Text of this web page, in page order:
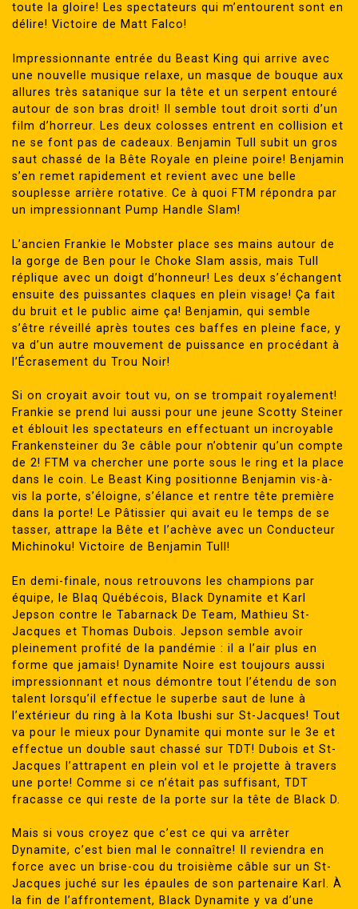
toute la gloire! Les spectateurs qui m’entourent sont en
délire! Victoire de Matt Falco!
Impressionnante entrée du Beast King qui arrive avec
une nouvelle musique relaxe, un masque de bouque aux
allures très satanique sur la tête et un serpent entouré
autour de son bras droit! Il semble tout droit sorti d’un
film d’horreur. Les deux colosses entrent en collision et
ne se font pas de cadeaux. Benjamin Tull subit un gros
saut chassé de la Bête Royale en pleine poire! Benjamin
s’en remet rapidement et revient avec une belle
souplesse arrière rotative. Ce à quoi FTM répondra par
un impressionnant Pump Handle Slam!
L’ancien Frankie le Mobster place ses mains autour de
la gorge de Ben pour le Choke Slam assis, mais Tull
réplique avec un doigt d’honneur! Les deux s’échangent
ensuite des puissantes claques en plein visage! Ça fait
du bruit et le public aime ça! Benjamin, qui semble
s’être réveillé après toutes ces baffes en pleine face, y
va d’un autre mouvement de puissance en procédant à
l’Écrasement du Trou Noir!
Si on croyait avoir tout vu, on se trompait royalement!
Frankie se prend lui aussi pour une jeune Scotty Steiner
et éblouit les spectateurs en effectuant un incroyable
Frankensteiner du 3e câble pour n’obtenir qu’un compte
de 2! FTM va chercher une porte sous le ring et la place
dans le coin. Le Beast King positionne Benjamin vis-à-
vis la porte, s’éloigne, s’élance et rentre tête première
dans la porte! Le Pâtissier qui avait eu le temps de se
tasser, attrape la Bête et l’achève avec un Conducteur
Michinoku! Victoire de Benjamin Tull!
En demi-finale, nous retrouvons les champions par
équipe, le Blaq Québécois, Black Dynamite et Karl
Jepson contre le Tabarnack De Team, Mathieu St-
Jacques et Thomas Dubois. Jepson semble avoir
pleinement profité de la pandémie : il a l’air plus en
forme que jamais! Dynamite Noire est toujours aussi
impressionnant et nous démontre tout l’étendu de son
talent lorsqu’il effectue le superbe saut de lune à
l’extérieur du ring à la Kota Ibushi sur St-Jacques! Tout
va pour le mieux pour Dynamite qui monte sur le 3e et
effectue un double saut chassé sur TDT! Dubois et St-
Jacques l’attrapent en plein vol et le projette à travers
une porte! Comme si ce n’était pas suffisant, TDT
fracasse ce qui reste de la porte sur la tête de Black D.
Mais si vous croyez que c’est ce qui va arrêter
Dynamite, c’est bien mal le connaître! Il reviendra en
force avec un brise-cou du troisième câble sur un St-
Jacques juché sur les épaules de son partenaire Karl. À
la fin de l’affrontement, Black Dynamite y va d’une